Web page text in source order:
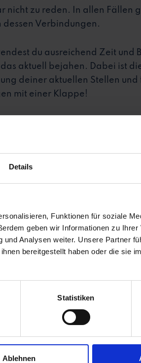
Details
Funktionen für soziale
geben wir Informationen zu Ihrer
Analysen weiter. Unsere Partner
bereitgestellt haben oder die sie
Statistiken
Ablehnen
nicht zu reden. In allen Fällen
Verbindungen.
du ausreichend Zeit und
aktuell bejahen. Dabei ist
deiner aktuellen Stellen
mit einer Klappe!
in dein
hast, warum der Aufbau eines
Talent-Poolsliegen. Daher
Talent-Netzwerk bist du
eine praktikable
Stepstone hebt die Preise, –
für deine Zielgruppe vielleicht
von anderen.